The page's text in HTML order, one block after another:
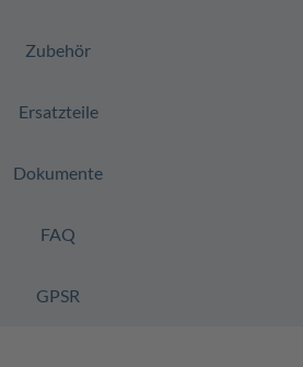
Zubehör
Ersatzteile
Dokumente
FAQ
GPSR